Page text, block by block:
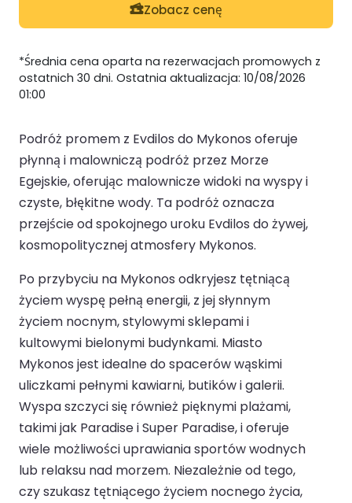
Zobacz cenę
*Średnia cena oparta na rezerwacjach promowych z
ostatnich 30 dni. Ostatnia aktualizacja: 10/08/2026
01:00
Podróż promem z Evdilos do Mykonos oferuje
płynną i malowniczą podróż przez Morze
Egejskie, oferując malownicze widoki na wyspy i
czyste, błękitne wody. Ta podróż oznacza
przejście od spokojnego uroku Evdilos do żywej,
kosmopolitycznej atmosfery Mykonos.
Po przybyciu na Mykonos odkryjesz tętniącą
życiem wyspę pełną energii, z jej słynnym
życiem nocnym, stylowymi sklepami i
kultowymi bielonymi budynkami. Miasto
Mykonos jest idealne do spacerów wąskimi
uliczkami pełnymi kawiarni, butików i galerii.
Wyspa szczyci się również pięknymi plażami,
takimi jak Paradise i Super Paradise, i oferuje
wiele możliwości uprawiania sportów wodnych
lub relaksu nad morzem. Niezależnie od tego,
czy szukasz tętniącego życiem nocnego życia,